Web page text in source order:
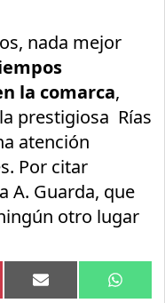
nada mejor
la comarca,
prestigiosa Rías
atención
Por citar
A. Guarda, que
otro lugar
Compartir
en
Email
en